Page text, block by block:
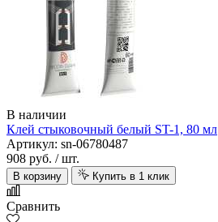
В наличии
Клей стыковочный белый ST-1, 80 мл
Артикул: sn-06780487
908 руб. / шт.
В корзину Купить в 1 клик
Сравнить